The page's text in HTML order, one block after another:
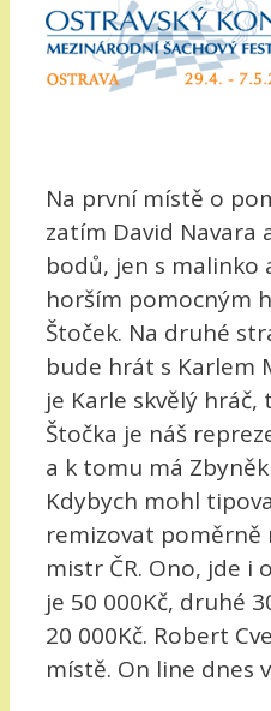
Na první místě o
zatím David Navara
bodů, jen s malinko
horším pomocným
Štoček. Na druhé
bude hrát s Karlem
je Karle skvělý hráč,
Štočka je náš
a k tomu má
Kdybych mohl
remizovat poměrně
mistr ČR. Ono, jde i
je 50 000Kč, druhé
20 000Kč. Robert
místě. On line dnes